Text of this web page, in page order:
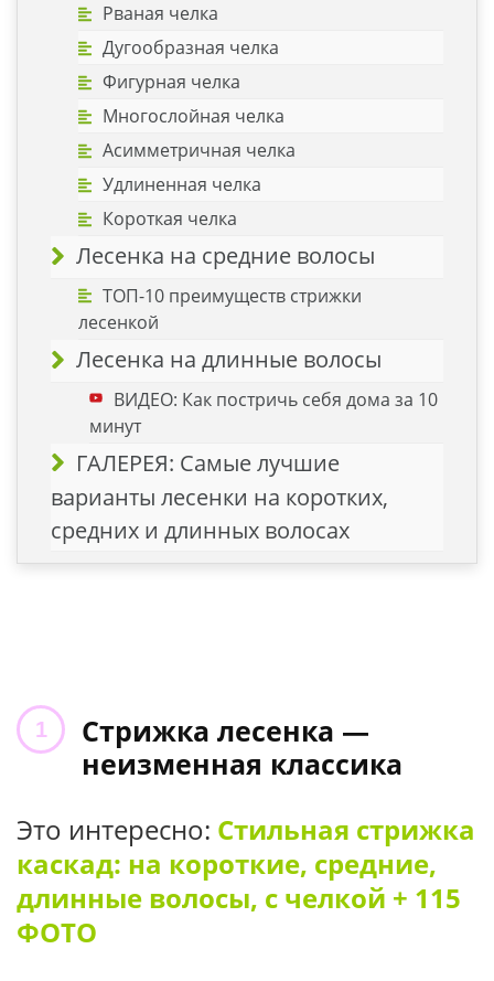
Рваная челка
Дугообразная челка
Фигурная челка
Многослойная челка
Асимметричная челка
Удлиненная челка
Короткая челка
Лесенка на средние волосы
ТОП-10 преимуществ стрижки
лесенкой
Лесенка на длинные волосы
ВИДЕО: Как постричь себя дома за 10
минут
ГАЛЕРЕЯ: Самые лучшие
варианты лесенки на коротких,
средних и длинных волосах
Стрижка лесенка —
неизменная классика
Это интересно: Стильная стрижка
каскад: на короткие, средние,
длинные волосы, с челкой + 115
ФОТО